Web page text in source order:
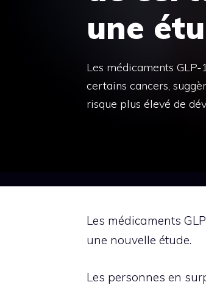
une
Les médicaments
certains cancers,
risque plus élevé de
Les médicaments
une nouvelle étude.
Les personnes en